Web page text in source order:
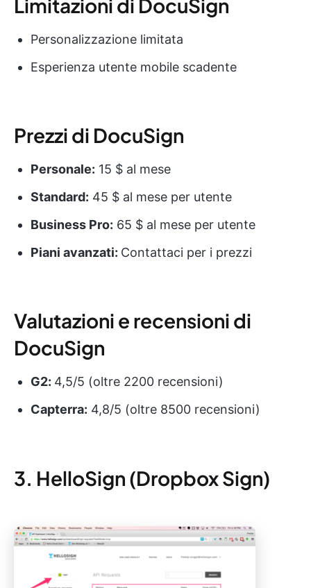
Limitazioni di DocuSign
Personalizzazione limitata
Esperienza utente mobile scadente
Prezzi di DocuSign
Personale: 15 $ al mese
Standard: 45 $ al mese per utente
Business Pro: 65 $ al mese per utente
Piani avanzati: Contattaci per i prezzi
Valutazioni e recensioni di
DocuSign
G2: 4,5/5 (oltre 2200 recensioni)
Capterra: 4,8/5 (oltre 8500 recensioni)
3. HelloSign (Dropbox Sign)